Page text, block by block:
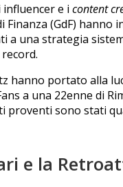
influencer e i content
Finanza (GdF)
una strategia
hanno portato alla
a una 22enne di
proventi sono stati
e la